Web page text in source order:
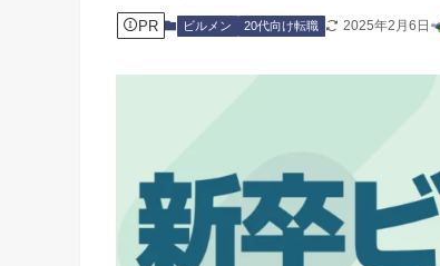
PR ビルメン 20代向け転職 2025年2月6日